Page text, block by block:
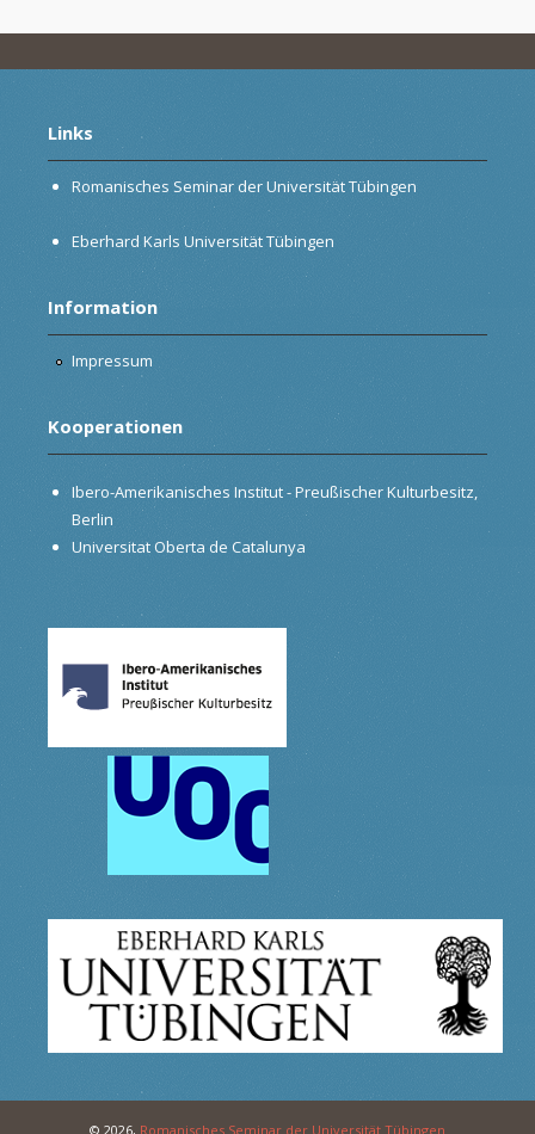
Links
Romanisches Seminar der Universität Tübingen
Eberhard Karls Universität Tübingen
Information
Impressum
Kooperationen
Ibero-Amerikanisches Institut - Preußischer Kulturbesitz,
Berlin
Universitat Oberta de Catalunya
© 2026, Romanisches Seminar der Universität Tübingen